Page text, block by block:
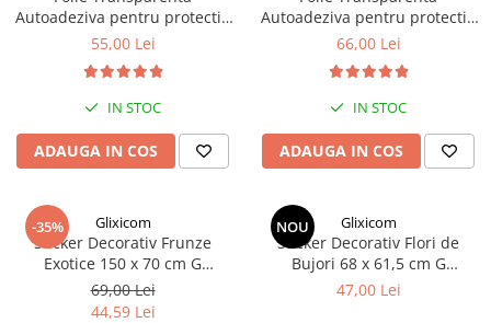
Autoadeziva pentru protectie
Mobila si Alte Suprafete, 50 x
55,00 Lei
IN STOC
ADAUGA IN COS
Autoadeziva pentru protectie
Mobila si Alte Suprafete, 60 x
66,00 Lei
IN STOC
ADAUGA IN COS
-35% Glixicom
Sticker Decorativ Frunze
Exotice 150 x 70 cm G
Glixicom®
69,00 Lei
44,59 Lei
NOU Glixicom
Sticker Decorativ Flori de
Bujori 68 x 61,5 cm G
Glixicom®
47,00 Lei